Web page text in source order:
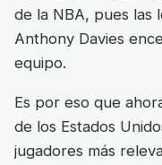
de la NBA, pues las
Anthony Davies
equipo.
Es por eso que
de los Estados
jugadores más